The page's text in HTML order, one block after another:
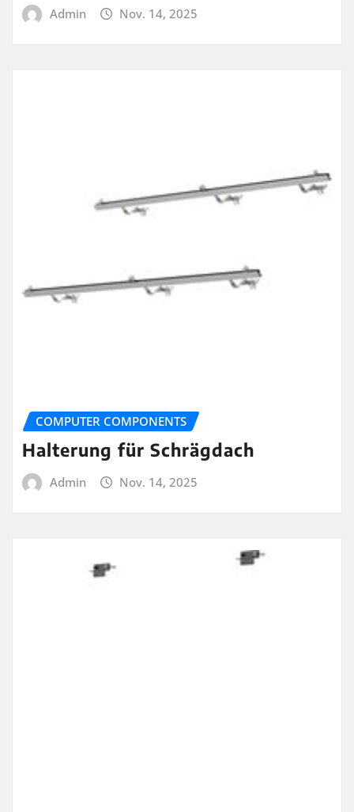
Admin Nov. 14, 2025
COMPUTER COMPONENTS
Halterung für Schrägdach
Admin Nov. 14, 2025